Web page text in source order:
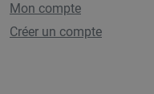
Mon compte
Créer un compte